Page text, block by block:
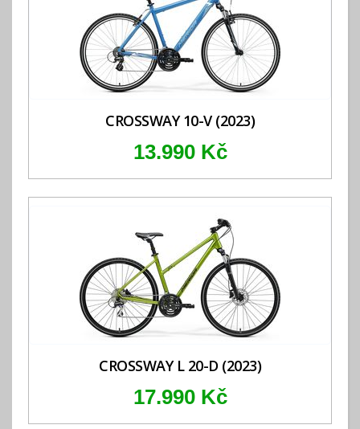
CROSSWAY 10-V (2023)
13.990 Kč
CROSSWAY L 20-D (2023)
17.990 Kč